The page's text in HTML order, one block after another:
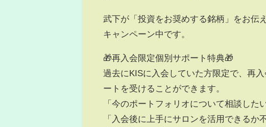
武下が「投資をお奨めする銘柄」をお伝
キャンペーン中です。
🎁再入会限定個別サポート特典🎁
過去にKISに入会していた方限定で、再
ートを受けることができます。
「今のポートフォリオについて相談したい
「入会後に上手にサロンを活用できるか